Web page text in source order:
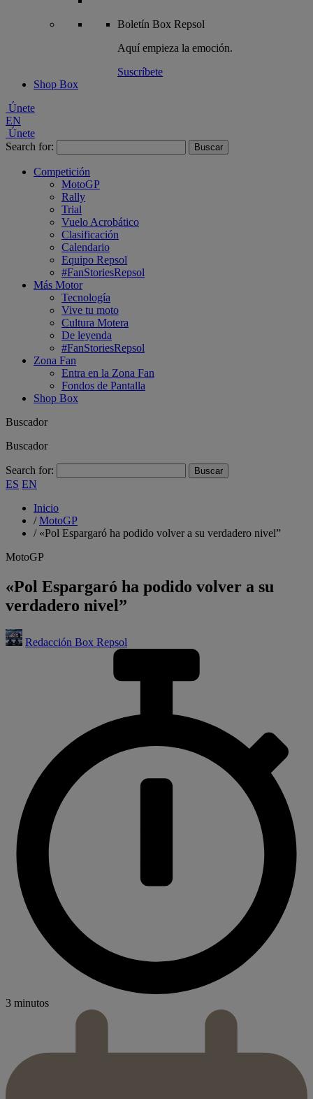
Boletín Box Repsol
Aquí empieza la emoción.
Suscríbete
Shop Box
Únete
EN
Únete
Search for:
Competición
MotoGP
Rally
Trial
Vuelo Acrobático
Clasificación
Calendario
Equipo Repsol
#FanStoriesRepsol
Más Motor
Tecnología
Vive tu moto
Cultura Motera
De leyenda
#FanStoriesRepsol
Zona Fan
Entra en la Zona Fan
Fondos de Pantalla
Shop Box
Buscador
Buscador
Search for:
ES EN
Inicio
/MotoGP
/ «Pol Espargaró ha podido volver a su verdadero nivel”
MotoGP
«Pol Espargaró ha podido volver a su
verdadero nivel”
Redacción Box Repsol
3 minutos